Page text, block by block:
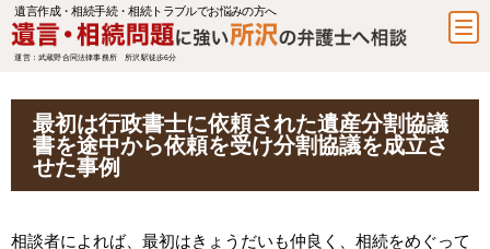
遺言作成・相続手続・相続トラブルでお悩みの方へ
運営：武蔵野合同法律事務所 所沢駅徒歩6分
最初は行政書士に依頼された遺産分割協議
書を途中から依頼を受け分割協議を成立さ
せた事例
相談者によれば、最初はきょうだいも仲良く、相続をめぐって